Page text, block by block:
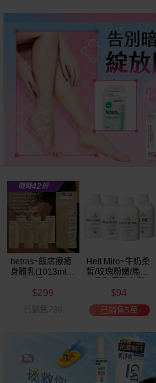
Vaseline凡士林~
清新蘆薈／全效
／密集保濕／淨
(725ml) 款式可選
$208
已銷售3.9萬
韓國 Medi
Flower~身體護理
300ml+乳液
300ml+護手霜
80g) 款式可選
$258
已銷售1.9萬